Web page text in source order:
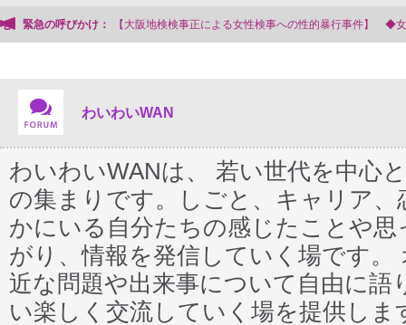
緊急の呼びかけ：
検事への性的暴行事件】 ◆女性検事を支援する会事務局
わいわいWAN
わいわいWANは、 若い世代を中心
の集まりです。しごと、キャリア
かにいる自分たちの感じたことや
がり、情報を発信していく場です
近な問題や出来事について自由に
い楽しく交流していく場を提供しま